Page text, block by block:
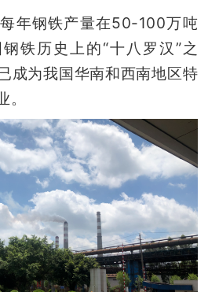
年钢铁产量在50-100万吨
铁历史上的“十八罗汉”之
成为我国华南和西南地区特